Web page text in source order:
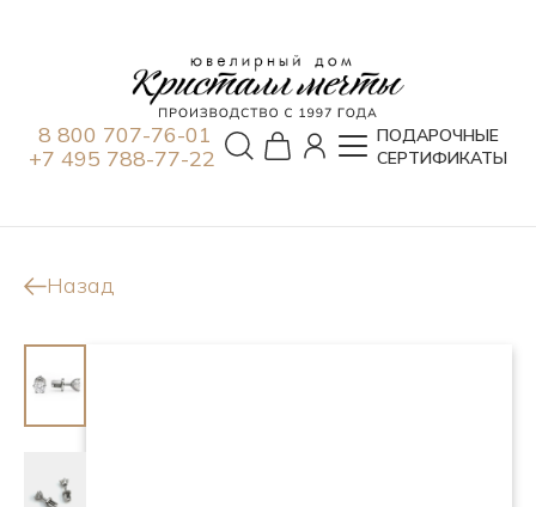
8 800 707-76-01
+7 495 788-77-22
ПОДАРОЧНЫЕ
СЕРТИФИКАТЫ
Назад